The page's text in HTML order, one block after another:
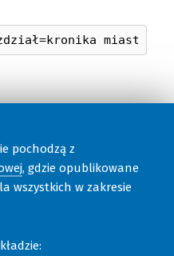
pochodzą z
, gdzie opublikowane
wszystkich w zakresie